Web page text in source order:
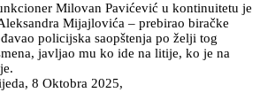
Milovan Pavićević u kontinuitetu je
Mijajlovića – prebirao biračke
policijska saopštenja po želji tog
javljao mu ko ide na litije, ko je na
8 Oktobra 2025,